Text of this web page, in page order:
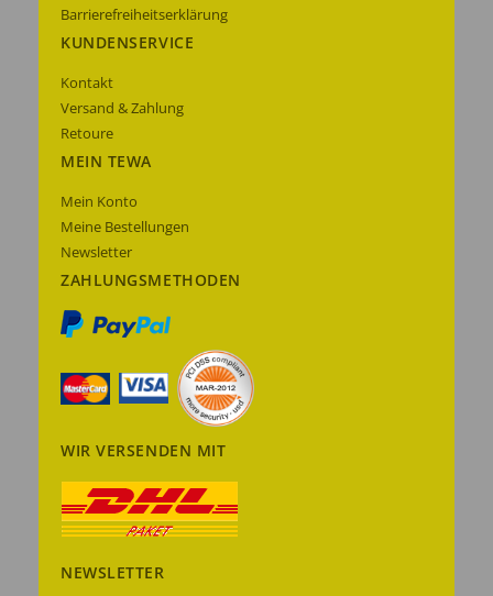
Barrierefreiheitserklärung
KUNDENSERVICE
Kontakt
Versand & Zahlung
Retoure
MEIN TEWA
Mein Konto
Meine Bestellungen
Newsletter
ZAHLUNGSMETHODEN
WIR VERSENDEN MIT
NEWSLETTER